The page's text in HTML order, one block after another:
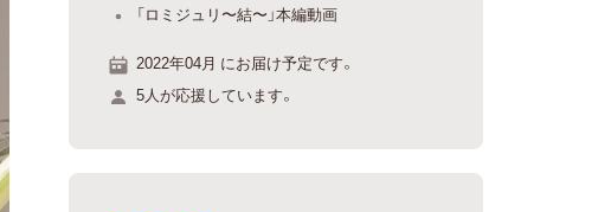
「ロミジュリ〜結〜」本編動画
2022年04月 にお届け予定です。
5人が応援しています。